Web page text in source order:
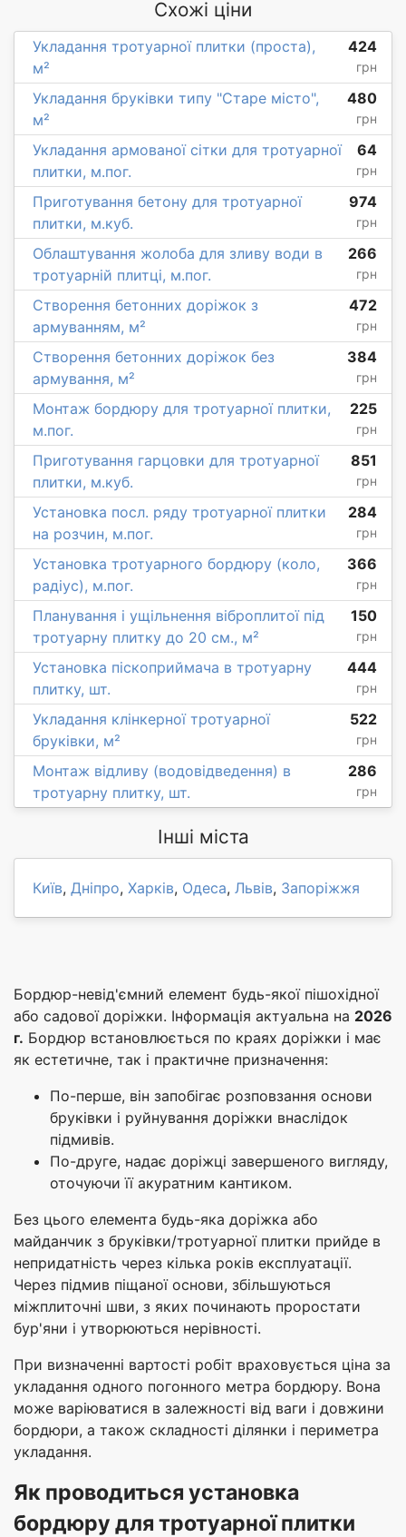
Схожі ціни
Укладання тротуарної плитки (проста),
м²
424
грн
Укладання бруківки типу "Старе місто",
м²
480
грн
Укладання армованої сітки для тротуарної
плитки, м.пог.
64
грн
Приготування бетону для тротуарної
плитки, м.куб.
974
грн
Облаштування жолоба для зливу води в
тротуарній плитці, м.пог.
266
грн
Створення бетонних доріжок з
армуванням, м²
472
грн
Створення бетонних доріжок без
армування, м²
384
грн
Монтаж бордюру для тротуарної плитки,
м.пог.
225
грн
Приготування гарцовки для тротуарної
плитки, м.куб.
851
грн
Установка посл. ряду тротуарної плитки
на розчин, м.пог.
284
грн
Установка тротуарного бордюру (коло,
радіус), м.пог.
366
грн
Планування і ущільнення віброплитої під
тротуарну плитку до 20 см., м²
150
грн
Установка піскоприймача в тротуарну
плитку, шт.
444
грн
Укладання клінкерної тротуарної
бруківки, м²
522
грн
Монтаж відливу (водовідведення) в
тротуарну плитку, шт.
286
грн
Інші міста
Київ, Дніпро, Харків, Одеса, Львів, Запоріжжя
Бордюр-невід'ємний елемент будь-якої пішохідної
або садової доріжки. Інформація актуальна на 2026
г. Бордюр встановлюється по краях доріжки і має
як естетичне, так і практичне призначення:
По-перше, він запобігає розповзання основи
бруківки і руйнування доріжки внаслідок
підмивів.
По-друге, надає доріжці завершеного вигляду,
оточуючи її акуратним кантиком.
Без цього елемента будь-яка доріжка або
майданчик з бруківки/тротуарної плитки прийде в
непридатність через кілька років експлуатації.
Через підмив піщаної основи, збільшуються
міжплиточні шви, з яких починають проростати
бур'яни і утворюються нерівності.
При визначенні вартості робіт враховується ціна за
укладання одного погонного метра бордюру. Вона
може варіюватися в залежності від ваги і довжини
бордюри, а також складності ділянки і периметра
укладання.
Як проводиться установка
бордюру для тротуарної плитки